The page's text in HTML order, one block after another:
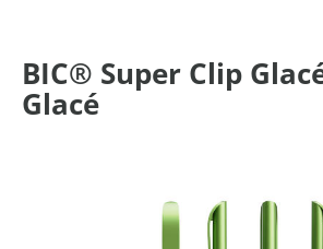
BIC® Super Clip
Glacé